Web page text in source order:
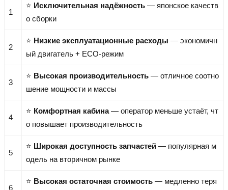
1
⭐ Исключительная надёжность — японское качеств
о сборки
2
⭐ Низкие эксплуатационные расходы — экономичн
ый двигатель + ECO-режим
3
⭐ Высокая производительность — отличное соотно
шение мощности и массы
4
⭐ Комфортная кабина— оператор меньше устаёт, чт
о повышает производительность
5
⭐ Широкая доступность запчастей — популярная м
одель на вторичном рынке
6
⭐ Высокая остаточная стоимость — медленно теря